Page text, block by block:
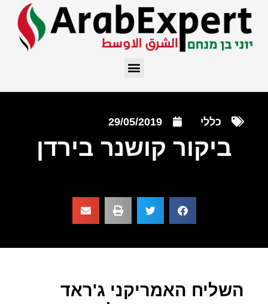
כללי 29/05/2019
ביקור קושנר בירדן
השליח האמריקני ג'ראד